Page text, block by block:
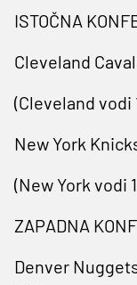
ISTOČNA
Cleveland
(Cleveland
New York
(New York vodi
ZAPADNA
Denver